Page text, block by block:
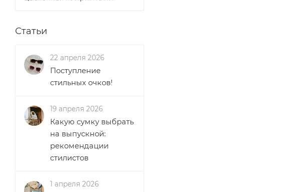
Статьи
22 апреля 2026
Поступление
стильных очков!
19 апреля 2026
Какую сумку выбрать
на выпускной:
рекомендации
стилистов
1 апреля 2026